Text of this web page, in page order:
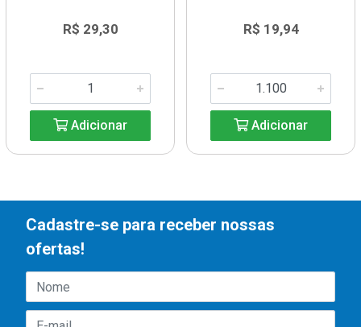
R$ 29,30
Adicionar
R$ 19,94
Adicionar
Cadastre-se para receber nossas
ofertas!